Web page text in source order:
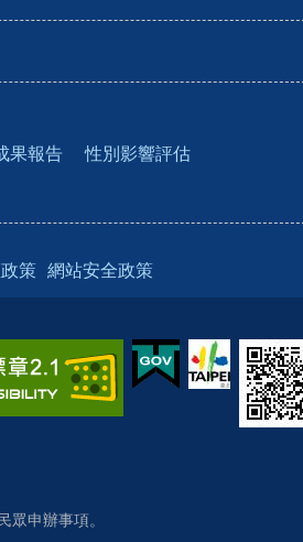
果報告 性別影響評估
策 網站安全政策
申辦事項。